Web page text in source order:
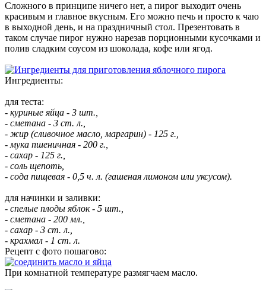
Сложного в принципе ничего нет, а пирог выходит очень
красивым и главное вкусным. Его можно печь и просто к чаю
в выходной день, и на праздничный стол. Презентовать в
таком случае пирог нужно нарезав порционными кусочками и
полив сладким соусом из шоколада, кофе или ягод.
Ингредиенты:
для теста:
- куриные яйца - 3 шт.,
- сметана - 3 ст. л.,
- жир (сливочное масло, маргарин) - 125 г.,
- мука пшеничная - 200 г.,
- сахар - 125 г.,
- соль щепоть,
- сода пищевая - 0,5 ч. л. (гашеная лимоном или уксусом).
для начинки и заливки:
- спелые плоды яблок - 5 шт.,
- сметана - 200 мл.,
- сахар - 3 ст. л.,
- крахмал - 1 ст. л.
Рецепт с фото пошагово:
При комнатной температуре размягчаем масло.